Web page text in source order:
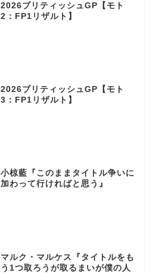
2026ブリティッシュGP【モト
2：FP1リザルト】
2026ブリティッシュGP【モト
3：FP1リザルト】
小椋藍『このままタイトル争いに
加わって行ければと思う』
マルク・マルケス『タイトルをも
う1つ取ろうが取るまいが僕の人